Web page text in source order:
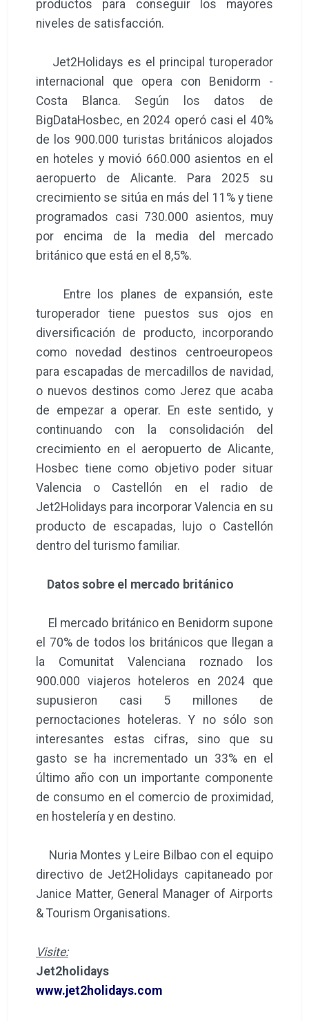
productos para conseguir los mayores
niveles de satisfacción.
Jet2Holidays es el principal turoperador
internacional que opera con Benidorm -
Costa Blanca. Según los datos de
BigDataHosbec, en 2024 operó casi el 40%
de los 900.000 turistas británicos alojados
en hoteles y movió 660.000 asientos en el
aeropuerto de Alicante. Para 2025 su
crecimiento se sitúa en más del 11% y tiene
programados casi 730.000 asientos, muy
por encima de la media del mercado
británico que está en el 8,5%.
Entre los planes de expansión, este
turoperador tiene puestos sus ojos en
diversificación de producto, incorporando
como novedad destinos centroeuropeos
para escapadas de mercadillos de navidad,
o nuevos destinos como Jerez que acaba
de empezar a operar. En este sentido, y
continuando con la consolidación del
crecimiento en el aeropuerto de Alicante,
Hosbec tiene como objetivo poder situar
Valencia o Castellón en el radio de
Jet2Holidays para incorporar Valencia en su
producto de escapadas, lujo o Castellón
dentro del turismo familiar.
Datos sobre el mercado británico
El mercado británico en Benidorm supone
el 70% de todos los británicos que llegan a
la Comunitat Valenciana roznado los
900.000 viajeros hoteleros en 2024 que
supusieron casi 5 millones de
pernoctaciones hoteleras. Y no sólo son
interesantes estas cifras, sino que su
gasto se ha incrementado un 33% en el
último año con un importante componente
de consumo en el comercio de proximidad,
en hostelería y en destino.
Nuria Montes y Leire Bilbao con el equipo
directivo de Jet2Holidays capitaneado por
Janice Matter, General Manager of Airports
& Tourism Organisations.
Visite:
Jet2holidays
www.jet2holidays.com